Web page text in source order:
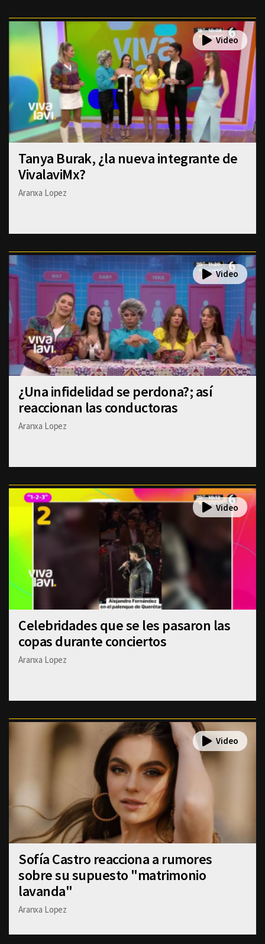
Tanya Burak, ¿la nueva integrante de
VivalaviMx?
Aranxa Lopez
¿Una infidelidad se perdona?; así
reaccionan las conductoras
Aranxa Lopez
Celebridades que se les pasaron las
copas durante conciertos
Aranxa Lopez
Sofía Castro reacciona a rumores
sobre su supuesto "matrimonio
lavanda"
Aranxa Lopez